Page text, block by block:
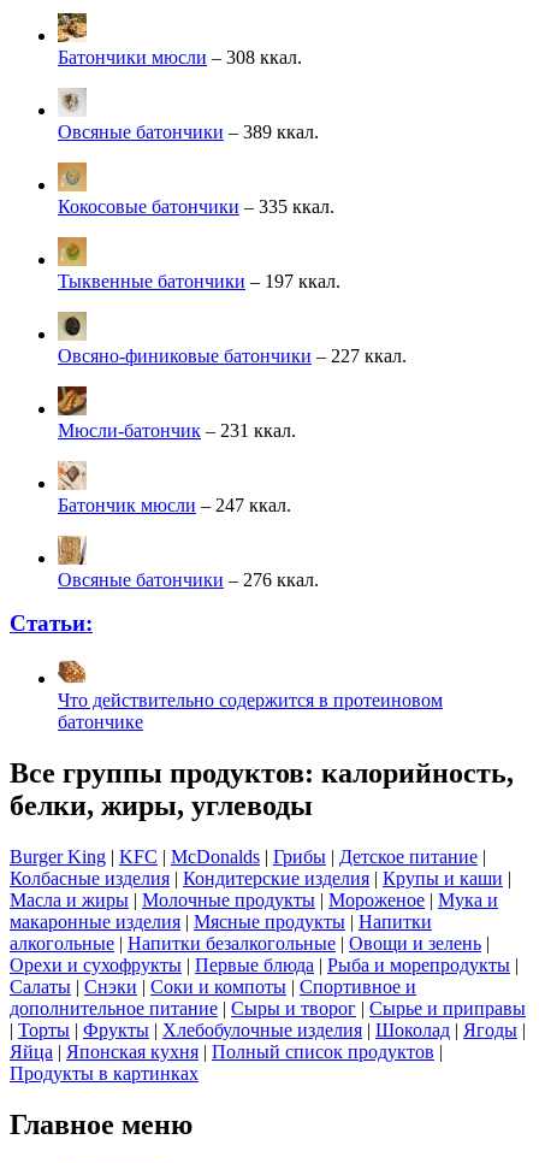
Батончики мюсли – 308 ккал.
Овсяные батончики – 389 ккал.
Кокосовые батончики – 335 ккал.
Тыквенные батончики – 197 ккал.
Овсяно-финиковые батончики – 227 ккал.
Мюсли-батончик – 231 ккал.
Батончик мюсли – 247 ккал.
Овсяные батончики – 276 ккал.
Статьи:
Что действительно содержится в протеиновом
батончике
Все группы продуктов: калорийность,
белки, жиры, углеводы
Burger King | KFC | McDonalds | Грибы | Детское питание |
Колбасные изделия | Кондитерские изделия | Крупы и каши |
Масла и жиры | Молочные продукты | Мороженое | Мука и
макаронные изделия | Мясные продукты | Напитки
алкогольные | Напитки безалкогольные | Овощи и зелень |
Орехи и сухофрукты | Первые блюда | Рыба и морепродукты |
Салаты | Снэки | Соки и компоты | Спортивное и
дополнительное питание | Сыры и творог | Сырье и приправы
| Торты | Фрукты | Хлебобулочные изделия | Шоколад | Ягоды |
Яйца | Японская кухня | Полный список продуктов |
Продукты в картинках
Главное меню